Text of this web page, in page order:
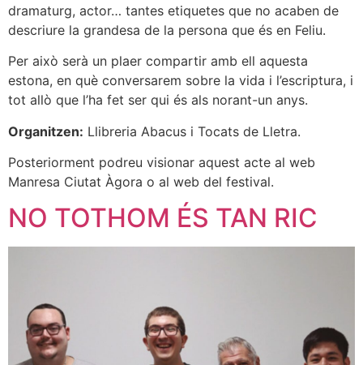
dramaturg, actor… tantes etiquetes que no acaben de
descriure la grandesa de la persona que és en Feliu.
Per això serà un plaer compartir amb ell aquesta
estona, en què conversarem sobre la vida i l’escriptura, i
tot allò que l’ha fet ser qui és als norant-un anys.
Organitzen: Llibreria Abacus i Tocats de Lletra.
Posteriorment podreu visionar aquest acte al web
Manresa Ciutat Àgora o al web del festival.
NO TOTHOM ÉS TAN RIC